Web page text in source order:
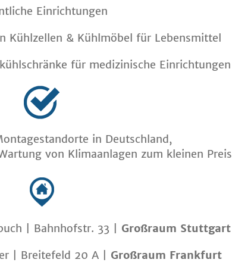
Einrichtungen
Kühlzellen & Kühlmöbel für Lebensmittel
für medizinische Einrichtungen
in Deutschland,
von Klimaanlagen zum kleinen Preis
| Bahnhofstr. 33 | Großraum Stuttgart
| Breitefeld 20 A | Großraum Frankfurt